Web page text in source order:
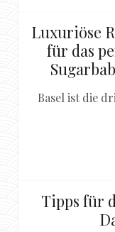
Luxuriöse
für das
Basel ist die
Tipps für